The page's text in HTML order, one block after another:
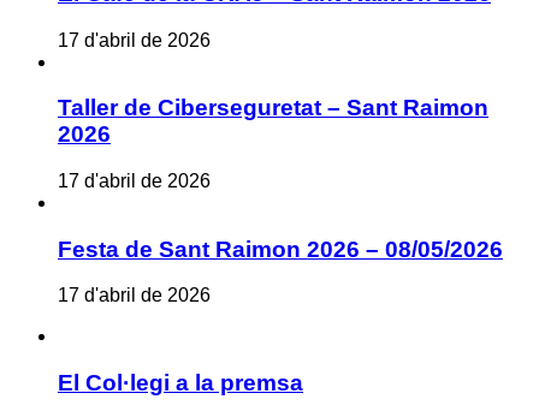
17 d'abril de 2026
Taller de Ciberseguretat – Sant Raimon
2026
17 d'abril de 2026
Festa de Sant Raimon 2026 – 08/05/2026
17 d'abril de 2026
El Col·legi a la premsa